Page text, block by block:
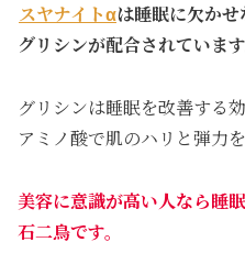
スヤナイトαは睡眠に欠か
グリシンが配合されています
グリシンは睡眠を改善する
アミノ酸で肌のハリと弾力
美容に意識が高い人なら睡
石二鳥です。